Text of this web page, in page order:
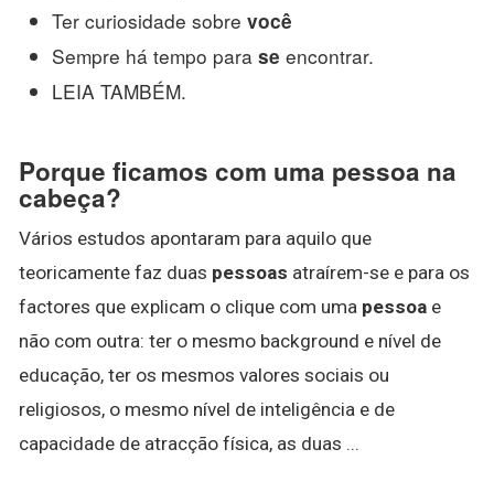
Ter curiosidade sobre você
Sempre há tempo para se encontrar.
LEIA TAMBÉM.
Porque ficamos com uma pessoa na
cabeça?
Vários estudos apontaram para aquilo que
teoricamente faz duas pessoas atraírem-se e para os
factores que explicam o clique com uma pessoa e
não com outra: ter o mesmo background e nível de
educação, ter os mesmos valores sociais ou
religiosos, o mesmo nível de inteligência e de
capacidade de atracção física, as duas ...